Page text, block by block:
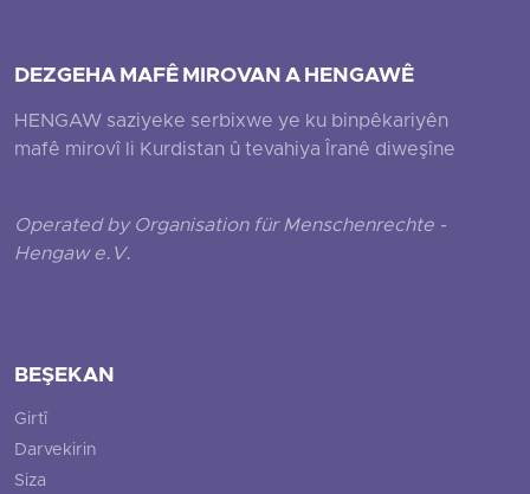
DEZGEHA MAFÊ MIROVAN A HENGAWÊ
HENGAW saziyeke serbixwe ye ku binpêkariyên
mafê mirovî li Kurdistan û tevahiya Îranê diweşîne
Operated by Organisation für Menschenrechte -
Hengaw e.V.
BEŞEKAN
Girtî
Darvekirin
Siza